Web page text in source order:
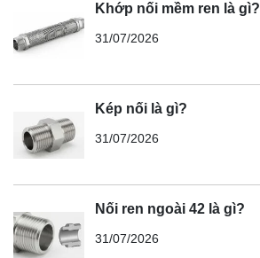
Khớp nối mềm ren là gì?
31/07/2026
Kép nối là gì?
31/07/2026
Nối ren ngoài 42 là gì?
31/07/2026